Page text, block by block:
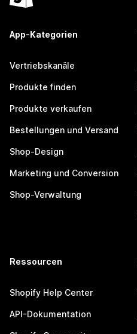
App-Kategorien
Vertriebskanäle
Produkte finden
Produkte verkaufen
Bestellungen und Versand
Shop-Design
Marketing und Conversion
Shop-Verwaltung
Ressourcen
Shopify Help Center
API-Dokumentation